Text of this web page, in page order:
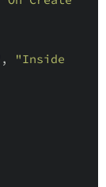
,
"Inside